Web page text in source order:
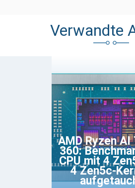
Verwandte
AMD Ryzen AI
360:
CPU mit 4
4 Zen5c-